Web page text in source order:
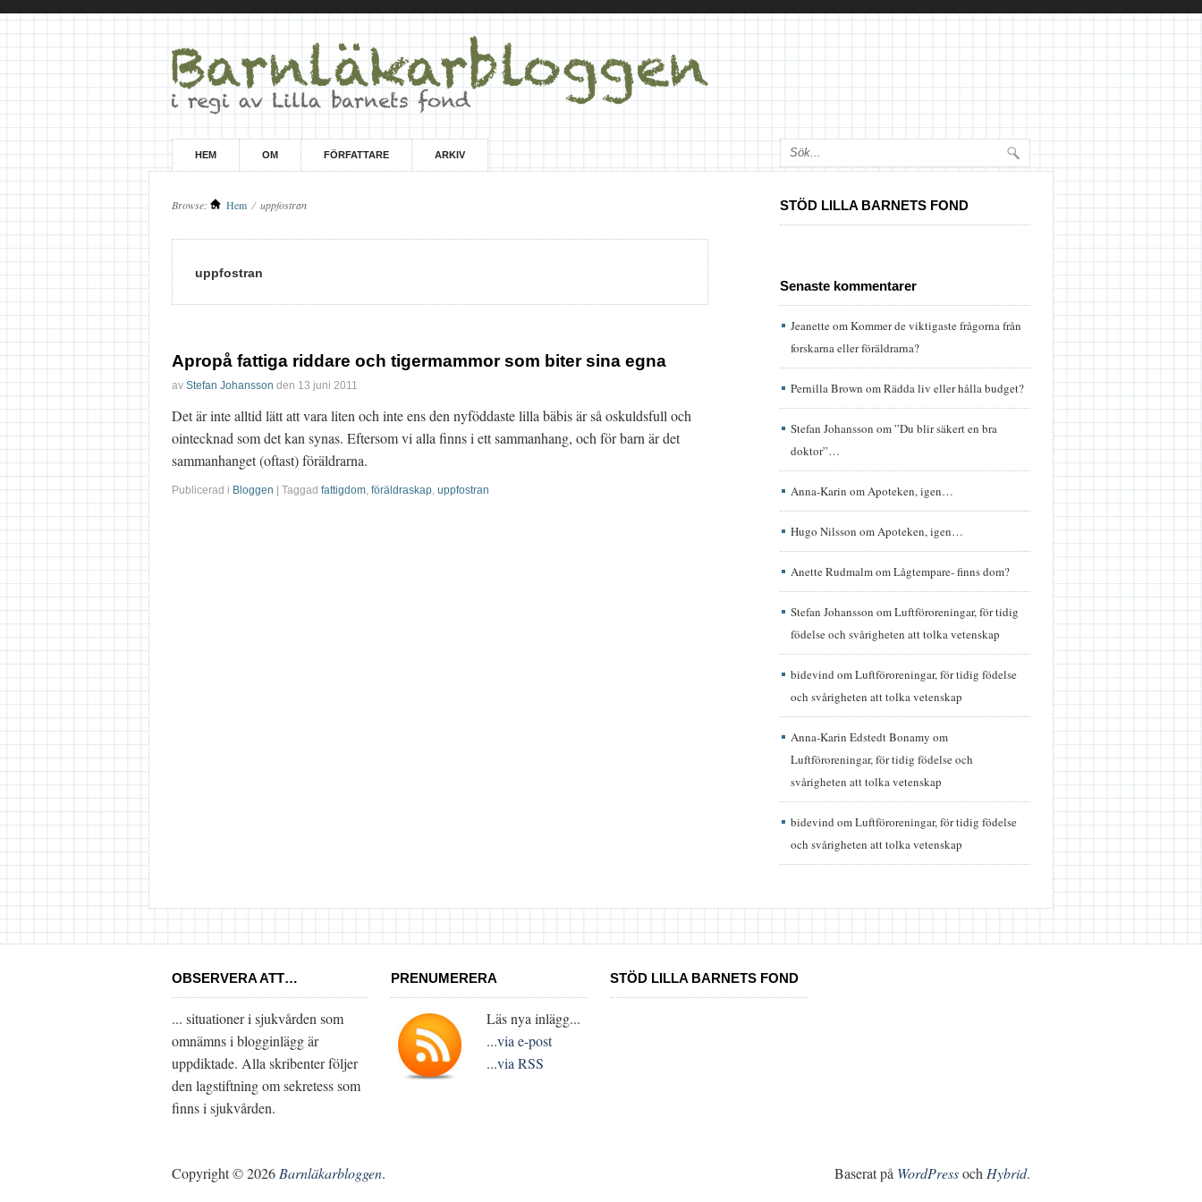
HEM OM FÖRFATTARE ARKIV
Browse: Hem / uppfostran
uppfostran
Apropå fattiga riddare och tigermammor som biter sina egna
av Stefan Johansson den 13 juni 2011
Det är inte alltid lätt att vara liten och inte ens den nyföddaste lilla bäbis är så oskuldsfull och
ointecknad som det kan synas. Eftersom vi alla finns i ett sammanhang, och för barn är det
sammanhanget (oftast) föräldrarna.
Publicerad i Bloggen | Taggad fattigdom, föräldraskap, uppfostran
STÖD LILLA BARNETS FOND
Senaste kommentarer
JeanetteomKommer de viktigaste frågorna från
forskarna eller föräldrarna?
Pernilla Brown omRädda liv eller hålla budget?
Stefan Johansson om”Du blir säkert en bra
doktor”…
Anna-Karin omApoteken, igen…
Hugo Nilsson omApoteken, igen…
Anette RudmalmomLågtempare- finns dom?
Stefan Johansson omLuftföroreningar, för tidig
födelse och svårigheten att tolka vetenskap
bidevind omLuftföroreningar, för tidig födelse
och svårigheten att tolka vetenskap
Anna-Karin Edstedt Bonamy om
Luftföroreningar, för tidig födelse och
svårigheten att tolka vetenskap
bidevind omLuftföroreningar, för tidig födelse
och svårigheten att tolka vetenskap
OBSERVERA ATT…
... situationer i sjukvården som
omnämns i blogginlägg är
uppdiktade. Alla skribenter följer
den lagstiftning om sekretess som
finns i sjukvården.
PRENUMERERA
Läs nya inlägg...
...via e-post
...via RSS
STÖD LILLA BARNETS FOND
Copyright © 2026 Barnläkarbloggen. Baserat på WordPressoch Hybrid.